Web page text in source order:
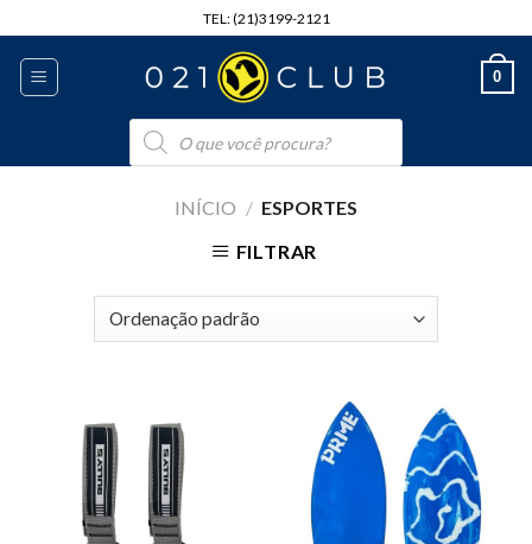
to
content
TEL: (21)3199-2121
0
Pesquisar
produtos
INÍCIO / ESPORTES
FILTRAR